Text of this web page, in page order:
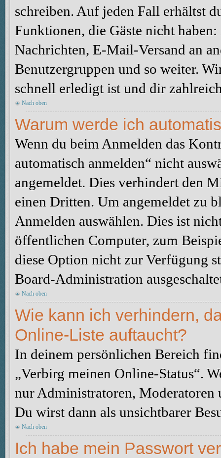
schreiben. Auf jeden Fall erhältst
Funktionen, die Gäste nicht
Nachrichten, E-Mail-Versand an
Benutzergruppen und so weiter.
schnell erledigt ist und dir
Nach oben
Warum werde ich
Wenn du beim Anmelden das
automatisch anmelden“ nicht
angemeldet. Dies verhindert den
einen Dritten. Um angemeldet zu
Anmelden auswählen. Dies ist
öffentlichen Computer, zum
diese Option nicht zur Verfügung
Board-Administration
Nach oben
Wie kann ich verhindern,
Online-Liste auftaucht?
In deinem persönlichen Bereich
„Verbirg meinen Online-Status“.
nur Administratoren, Moderatoren
Du wirst dann als unsichtbarer
Nach oben
Ich habe mein Passwort